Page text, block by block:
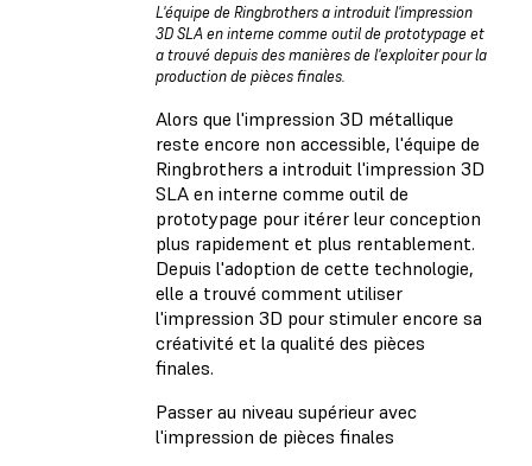
L'équipe de Ringbrothers a introduit l'impression
3D SLA en interne comme outil de prototypage et
a trouvé depuis des manières de l'exploiter pour la
production de pièces finales.
Alors que l'impression 3D métallique
reste encore non accessible, l'équipe de
Ringbrothers a introduit l'impression 3D
SLA en interne comme outil de
prototypage pour itérer leur conception
plus rapidement et plus rentablement.
Depuis l'adoption de cette technologie,
elle a trouvé comment utiliser
l'impression 3D pour stimuler encore sa
créativité et la qualité des pièces
finales.
Passer au niveau supérieur avec
l'impression de pièces finales